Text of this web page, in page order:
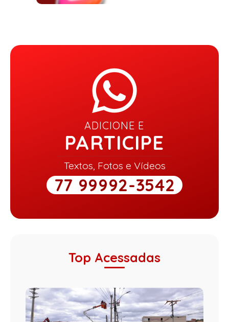
ADICIONE E
PARTICIPE
Textos, Fotos e Vídeos
77 99992-3542
Top Acessadas